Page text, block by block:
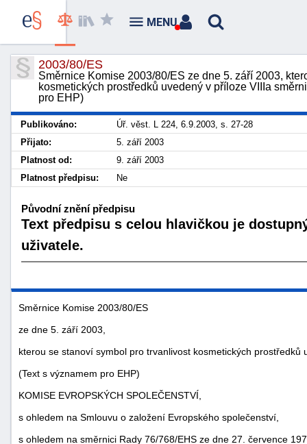
2003/80/ES
Směrnice Komise 2003/80/ES ze dne 5. září 2003,
kosmetických prostředků uvedený v příloze VIIIa
pro EHP)
Publikováno:
Úř. věst. L 224, 6.9.2003, s. 27-28
Přijato:
5. září 2003
Platnost od:
9. září 2003
Platnost předpisu:
Ne
Původní znění předpisu
Text předpisu s celou hlavičkou je
uživatele.
Směrnice Komise 2003/80/ES
ze dne 5. září 2003,
kterou se stanoví symbol pro trvanlivost kosmetických
(Text s významem pro EHP)
KOMISE EVROPSKÝCH SPOLEČENSTVÍ,
s ohledem na Smlouvu o založení Evropského společenství,
s ohledem na směrnici Rady 76/768/EHS ze dne 27. července
MENU